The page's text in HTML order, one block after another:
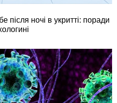
після ночі в укритті: поради